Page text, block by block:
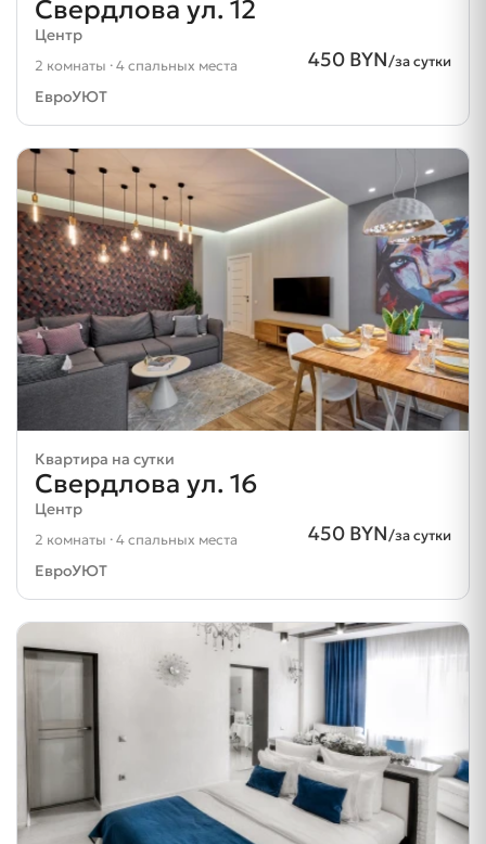
Свердлова ул. 12
Центр
450 BYN/за сутки
2 комнаты · 4 спальных места
ЕвроУЮТ
Квартира на сутки
Свердлова ул. 16
Центр
450 BYN/за сутки
2 комнаты · 4 спальных места
ЕвроУЮТ